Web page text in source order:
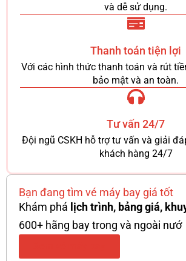
và dễ sử dụng.
Thanh toán tiện lợi
Với các hình thức thanh toán và rút
bảo mật và an toàn.
Tư vấn 24/7
Đội ngũ CSKH hỗ trợ tư vấn và giải
khách hàng 24/7
Bạn đang tìm vé máy bay giá tốt
Khám phá lịch trình, bảng giá,
600+ hãng bay trong và ngoài nướ